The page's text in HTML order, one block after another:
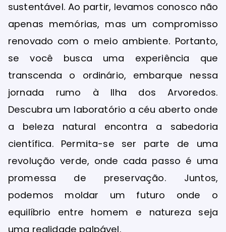
sustentável. Ao partir, levamos conosco não
apenas memórias, mas um compromisso
renovado com o meio ambiente. Portanto,
se você busca uma experiência que
transcenda o ordinário, embarque nessa
jornada rumo à Ilha dos Arvoredos.
Descubra um laboratório a céu aberto onde
a beleza natural encontra a sabedoria
científica. Permita-se ser parte de uma
revolução verde, onde cada passo é uma
promessa de preservação. Juntos,
podemos moldar um futuro onde o
equilíbrio entre homem e natureza seja
uma realidade palpável.